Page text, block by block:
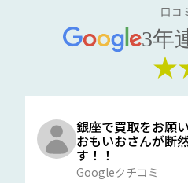
口コ
3年
銀座で買取をお願
おもいおさんが断
す！！
Googleクチコミ